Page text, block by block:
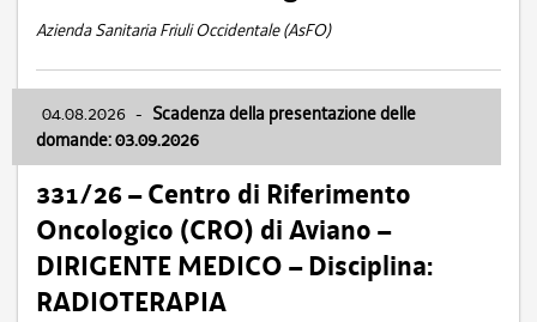
Azienda Sanitaria Friuli Occidentale (AsFO)
04.08.2026 - Scadenza della presentazione delle
domande: 03.09.2026
331/26 – Centro di Riferimento
Oncologico (CRO) di Aviano –
DIRIGENTE MEDICO – Disciplina:
RADIOTERAPIA